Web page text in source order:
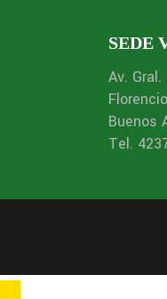
SEDE
Av.
Buenos
Tel.